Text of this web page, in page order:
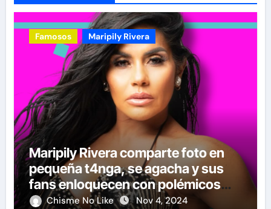
Famosos Maripily Rivera
Maripily Rivera comparte foto en
pequeña t4nga, se agacha y sus
fans enloquecen con polémicos
comentarios
Chisme No Like Nov 4, 2024